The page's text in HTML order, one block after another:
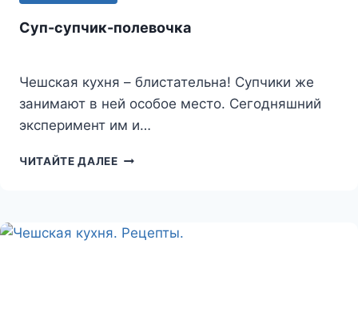
Суп-супчик-полевочка
Чешская кухня – блистательна! Супчики же
занимают в ней особое место. Сегодняшний
эксперимент им и…
ЧИТАЙТЕ ДАЛЕЕСУП-